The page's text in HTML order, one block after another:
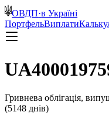
ОВДП·в Україні
ПортфельВиплати
Гривнева облігація,
(5148 днів)